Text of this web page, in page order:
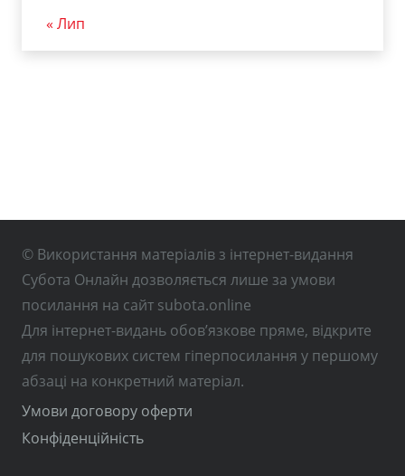
« Лип
© Використання матеріалів з інтернет-видання
Субота Онлайн дозволяється лише за умови
посилання на сайт subota.online
Для інтернет-видань обов’язкове пряме, відкрите
для пошукових систем гіперпосилання у першому
абзаці на конкретний матеріал.
Умови договору оферти
Конфіденційність